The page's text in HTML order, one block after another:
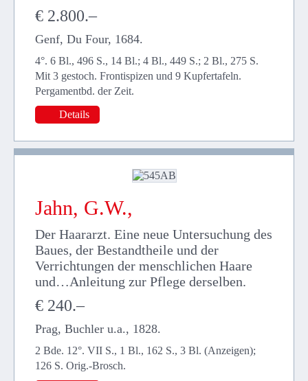
€ 2.800.–
Genf, Du Four, 1684.
4°. 6 Bl., 496 S., 14 Bl.; 4 Bl., 449 S.; 2 Bl., 275 S.
Mit 3 gestoch. Frontispizen und 9 Kupfertafeln.
Pergamentbd. der Zeit.
Details
Jahn, G.W.,
Der Haararzt. Eine neue Untersuchung des
Baues, der Bestandtheile und der
Verrichtungen der menschlichen Haare
und…Anleitung zur Pflege derselben.
€ 240.–
Prag, Buchler u.a., 1828.
2 Bde. 12°. VII S., 1 Bl., 162 S., 3 Bl. (Anzeigen);
126 S. Orig.-Brosch.